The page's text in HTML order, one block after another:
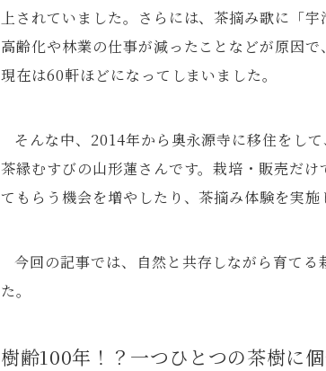
上されていました。さらには、茶摘み歌に「
高齢化や林業の仕事が減ったことなどが原因
現在は60軒ほどになってしまいました。
そんな中、2014年から奥永源寺に移住をし
茶縁むすびの山形蓮さんです。栽培・販売だ
てもらう機会を増やしたり、茶摘み体験を実
今回の記事では、自然と共存しながら育て
た。
樹齢100年！？一つひとつの茶樹に